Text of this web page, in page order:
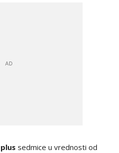
sedmice u vrednosti od